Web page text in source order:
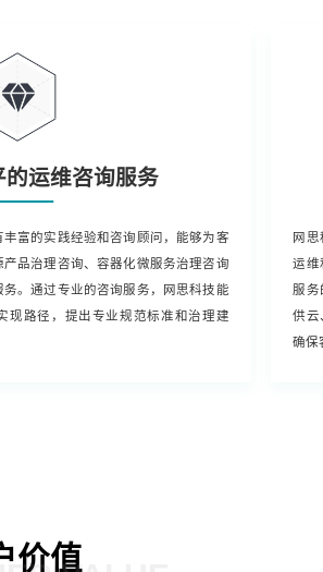
运维咨询服务
富的实践经验和咨询顾问，能够为客
品治理咨询、容器化微服务治理咨询
。通过专业的咨询服务，网思科技能
现路径，提出专业规范标准和治理建
网
运维
服
供云
确保
价值